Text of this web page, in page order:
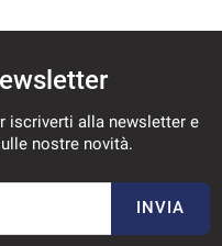
iscriverti alla newsletter e
nostre novità.
INVIA